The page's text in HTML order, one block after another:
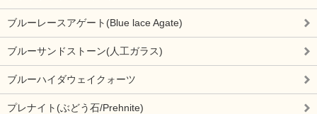
ブルーレースアゲート(Blue lace Agate)
ブルーサンドストーン(人工ガラス)
ブルーハイダウェイクォーツ
プレナイト(ぶどう石/Prehnite)